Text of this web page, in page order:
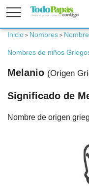
Fertilidad
Embarazo
Bebé
Niños
Inicio > Nombres >
Nombres de niños
Melanio (Origen
Significado de
Nombre de origen